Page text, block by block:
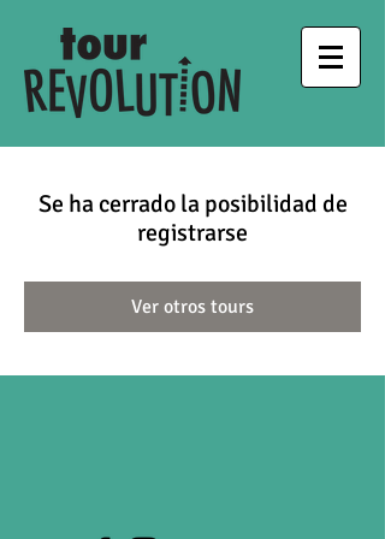
Se ha cerrado la posibilidad de
registrarse
Ver otros tours